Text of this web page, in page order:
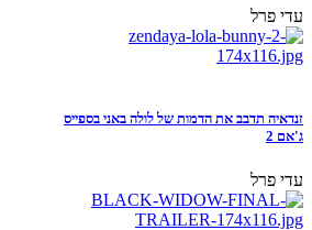
עדי פרל
זנדאיה תדבב את הדמות של לולה באני בספייס
ג'אם 2
עדי פרל